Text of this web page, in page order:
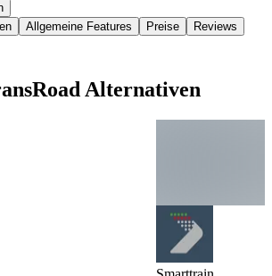
Allgemeine Features Preise Reviews
Alternativen